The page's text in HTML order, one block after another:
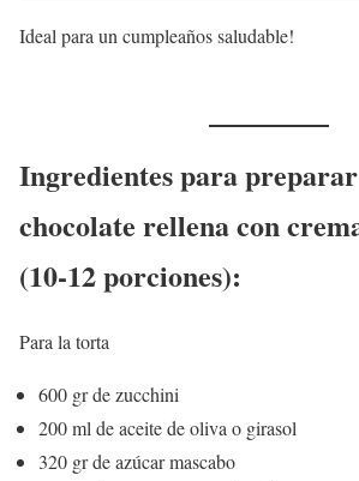
Ideal para un cumpleaños saludable!
Ingredientes para
chocolate rellena con
(10-12 porciones):
Para la torta
600 gr de zucchini
200 ml de aceite de oliva o girasol
320 gr de azúcar mascabo